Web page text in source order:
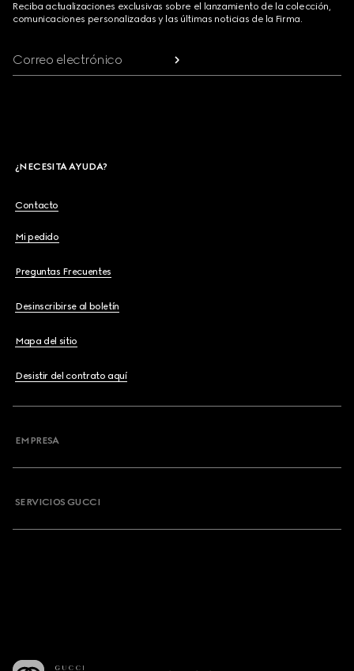
Reciba actualizaciones exclusivas sobre el lanzamiento de la colección,
comunicaciones personalizadas y las últimas noticias de la Firma.
Correo electrónico
¿NECESITA AYUDA?
Contacto
Mi pedido
Preguntas Frecuentes
Desinscribirse al boletín
Mapa del sitio
Desistir del contrato aquí
EMPRESA
SERVICIOS GUCCI